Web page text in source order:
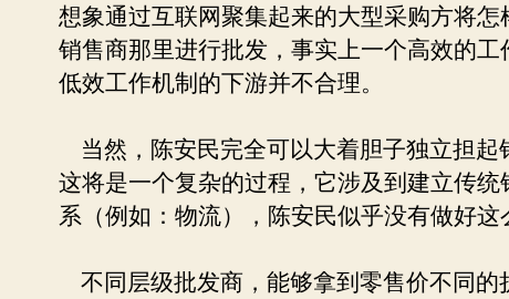
想象通过互联网聚集起来的大型采购方将
销售商那里进行批发，事实上一个高效的工
低效工作机制的下游并不合理。
当然，陈安民完全可以大着胆子独立担起
这将是一个复杂的过程，它涉及到建立传统
系（例如：物流），陈安民似乎没有做好这
不同层级批发商，能够拿到零售价不同的